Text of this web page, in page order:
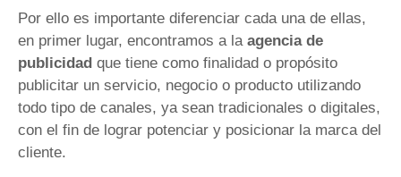
Por ello es importante diferenciar cada una de ellas,
en primer lugar, encontramos a la agencia de
publicidad que tiene como finalidad o propósito
publicitar un servicio, negocio o producto utilizando
todo tipo de canales, ya sean tradicionales o digitales,
con el fin de lograr potenciar y posicionar la marca del
cliente.